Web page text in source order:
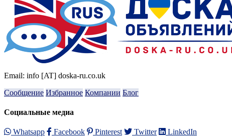
Email: info [AT] doska-ru.co.uk
Сообщение Избранное Компании Блог
Социальные медиа
Whatsapp Facebook Pinterest Twitter LinkedIn